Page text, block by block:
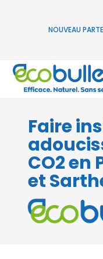
NOUVEAU
Faire
CO2 en
et